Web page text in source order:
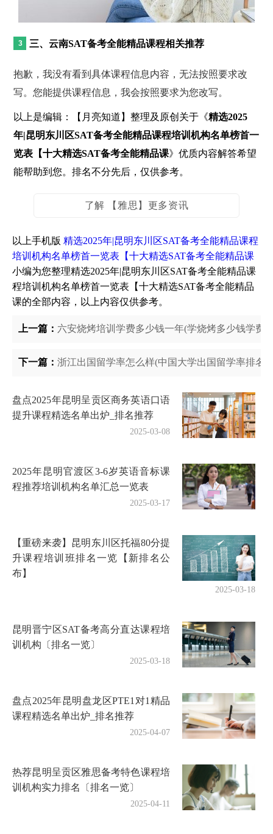
三、云南SAT备考全能精品课程相关推荐
抱歉，我没有看到具体课程信息内容，无法按照要求改
写。您能提供课程信息，我会按照要求为您改写。
以上是编辑：【月亮知道】整理及原创关于《精选2025
年|昆明东川区SAT备考全能精品课程培训机构名单榜首一
览表【十大精选SAT备考全能精品课》优质内容解答希望
能帮助到您。排名不分先后，仅供参考。
了解 【雅思】更多资讯
以上手机版 精选2025年|昆明东川区SAT备考全能精品课程
培训机构名单榜首一览表【十大精选SAT备考全能精品课
小编为您整理精选2025年|昆明东川区SAT备考全能精品课
程培训机构名单榜首一览表【十大精选SAT备考全能精品
课的全部内容，以上内容仅供参考。
上一篇： 六安烧烤培训学费多少钱一年(学烧烤多少钱学费)
下一篇： 浙江出国留学率怎么样(中国大学出国留学率排名)
盘点2025年昆明呈贡区商务英语口语
提升课程精选名单出炉_排名推荐
2025-03-08
2025年昆明官渡区3-6岁英语音标课
程推荐培训机构名单汇总一览表
2025-03-17
【重磅来袭】昆明东川区托福80分提
升课程培训班排名一览【新排名公
布】
2025-03-18
昆明晋宁区SAT备考高分直达课程培
训机构〔排名一览〕
2025-03-18
盘点2025年昆明盘龙区PTE1对1精品
课程精选名单出炉_排名推荐
2025-04-07
热荐昆明呈贡区雅思备考特色课程培
训机构实力排名〔排名一览〕
2025-04-11